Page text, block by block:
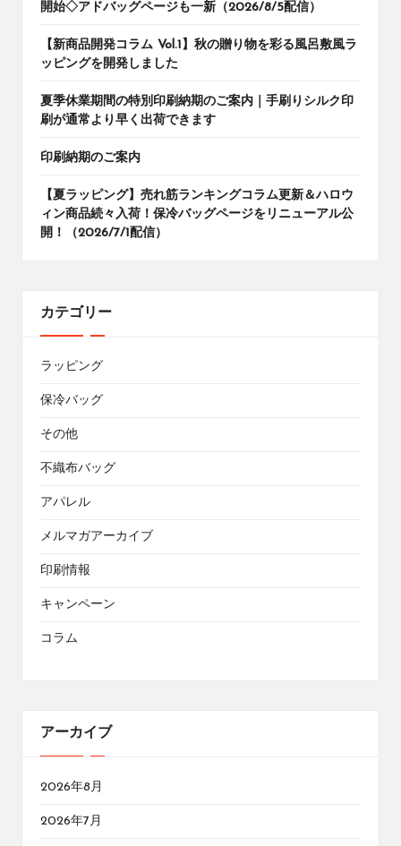
開始◇アドバッグページも一新（2026/8/5配信）
【新商品開発コラム Vol.1】秋の贈り物を彩る風呂敷風ラ
ッピングを開発しました
夏季休業期間の特別印刷納期のご案内｜手刷りシルク印
刷が通常より早く出荷できます
印刷納期のご案内
【夏ラッピング】売れ筋ランキングコラム更新＆ハロウ
ィン商品続々入荷！保冷バッグページをリニューアル公
開！（2026/7/1配信）
カテゴリー
ラッピング
保冷バッグ
その他
不織布バッグ
アパレル
メルマガアーカイブ
印刷情報
キャンペーン
コラム
アーカイブ
2026年8月
2026年7月